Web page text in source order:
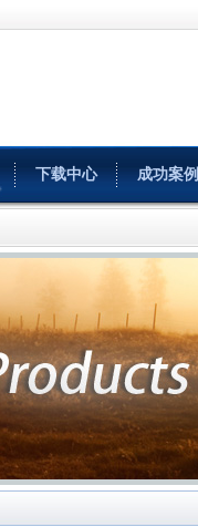
下载中心 成功案例